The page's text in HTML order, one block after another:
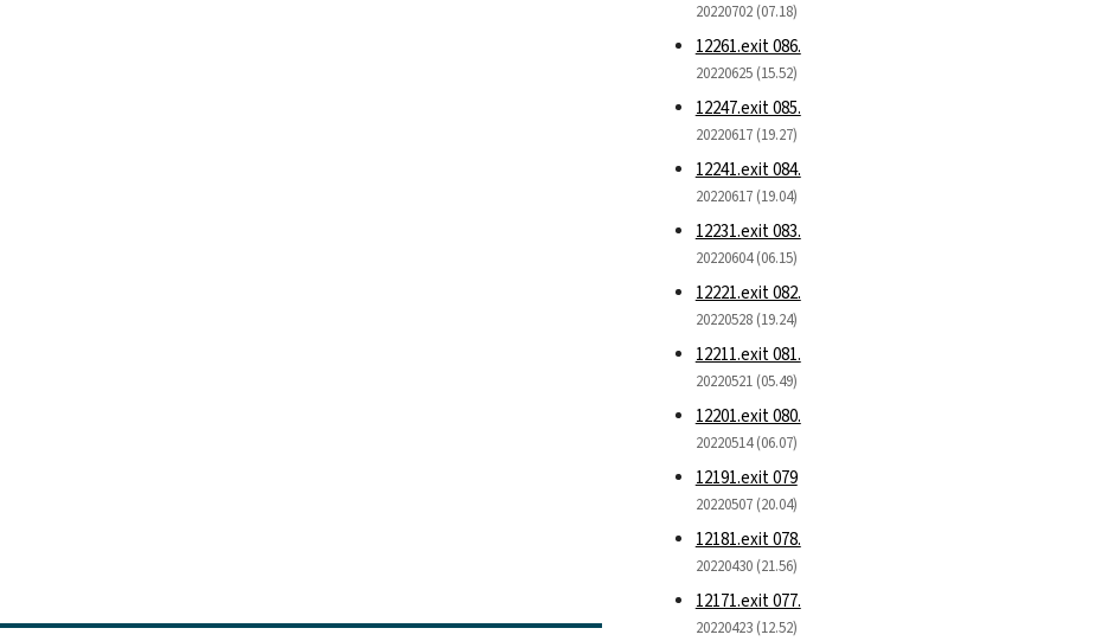
20220702 (07.18)
12261.exit 086.
20220625 (15.52)
12247.exit 085.
20220617 (19.27)
12241.exit 084.
20220617 (19.04)
12231.exit 083.
20220604 (06.15)
12221.exit 082.
20220528 (19.24)
12211.exit 081.
20220521 (05.49)
12201.exit 080.
20220514 (06.07)
12191.exit 079
20220507 (20.04)
12181.exit 078.
20220430 (21.56)
12171.exit 077.
20220423 (12.52)